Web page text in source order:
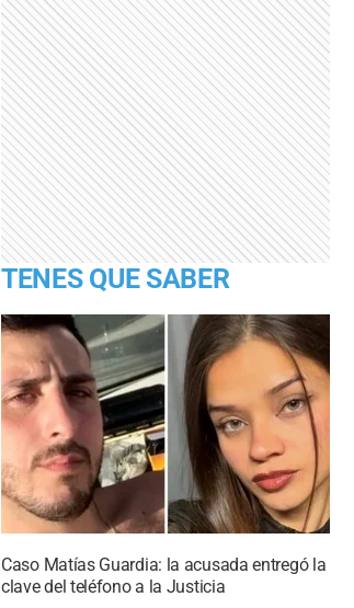
TENES QUE SABER
Caso Matías Guardia: la acusada entregó la
clave del teléfono a la Justicia